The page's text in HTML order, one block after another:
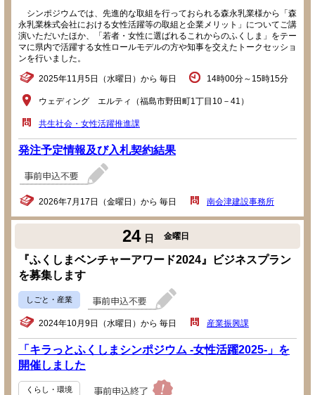
シンポジウムでは、先進的な取組を行っておられる森永乳業様から「森
永乳業株式会社における女性活躍等の取組と企業メリット」についてご講
演いただいたほか、「若者・女性に選ばれるこれからのふくしま」をテー
マに県内で活躍する女性ロールモデルの方や知事を交えたトークセッショ
ンを行いました。
2025年11月5日（水曜日）から 毎日 14時00分～15時15分
ウェディング エルティ（福島市野田町1丁目10－41）
共生社会・女性活躍推進課
発注予定情報及び入札契約結果
2026年7月17日（金曜日）から 毎日 南会津建設事務所
24 日 金曜日
『ふくしまベンチャーアワード2024』ビジネスプラン
を募集します
しごと・産業
2024年10月9日（水曜日）から 毎日 産業振興課
「キラっとふくしまシンポジウム -女性活躍2025-」を
開催しました
くらし・環境